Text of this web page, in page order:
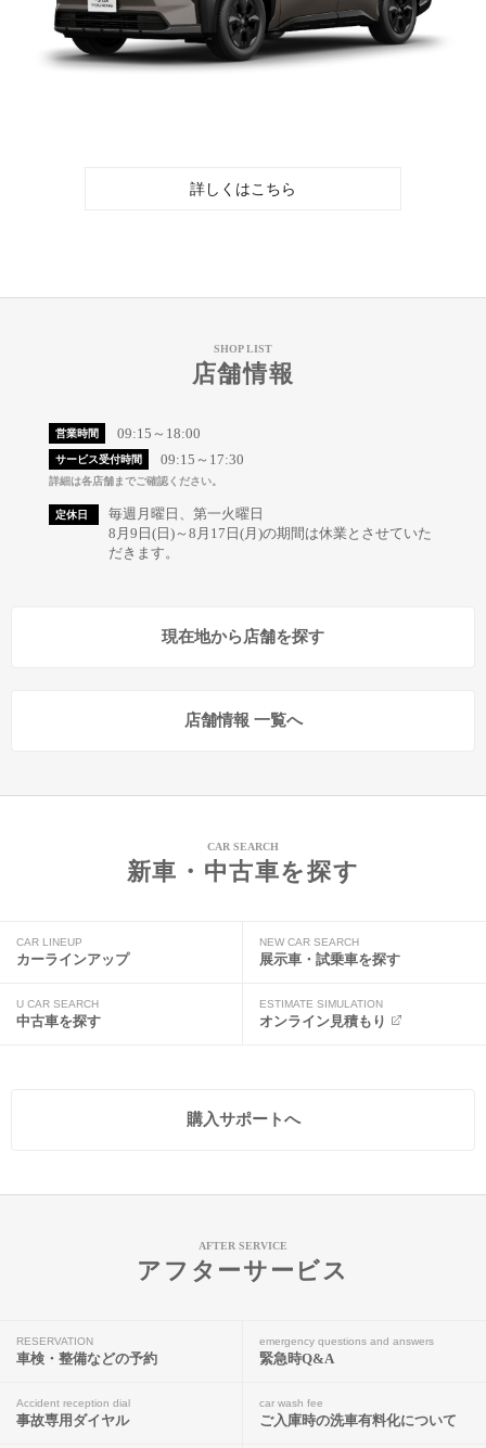
詳しくはこちら
SHOP LIST
店舗情報
営業時間 09:15～18:00
サービス受付時間 09:15～17:30
詳細は各店舗までご確認ください。
定休日
毎週月曜日、第一火曜日
8月9日(日)～8月17日(月)の期間は休業とさせていた
だきます。
現在地から店舗を探す
店舗情報 一覧へ
CAR SEARCH
新車・中古車を探す
CAR LINEUP
カーラインアップ
NEW CAR SEARCH
展示車・試乗車を探す
U CAR SEARCH
中古車を探す
ESTIMATE SIMULATION
オンライン見積もり
購入サポートへ
AFTER SERVICE
アフターサービス
RESERVATION
車検・整備などの予約
emergency questions and answers
緊急時Q&A
Accident reception dial
事故専用ダイヤル
car wash fee
ご入庫時の洗車有料化について